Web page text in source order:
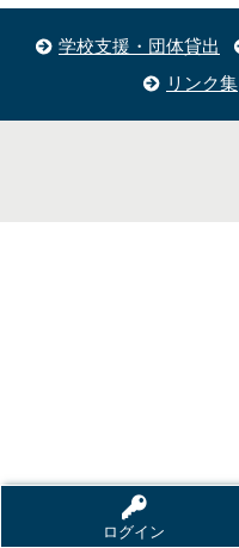
ログイン
学校支援・団体貸出
リンク集